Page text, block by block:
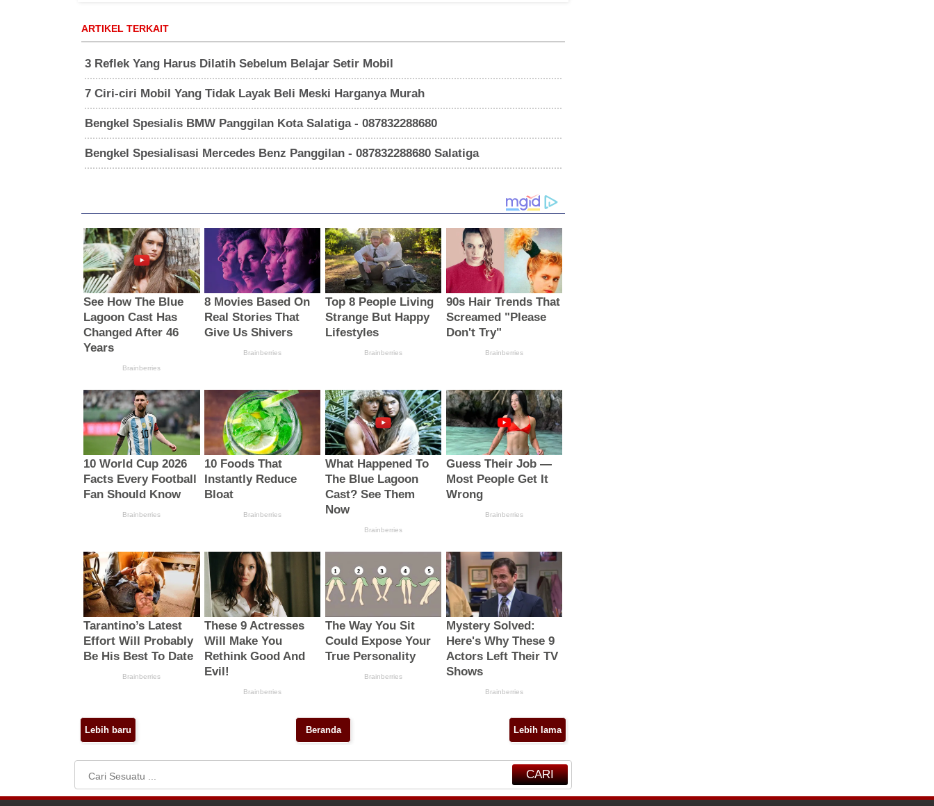
ARTIKEL TERKAIT
3 Reflek Yang Harus Dilatih Sebelum Belajar Setir Mobil
7 Ciri-ciri Mobil Yang Tidak Layak Beli Meski Harganya Murah
Bengkel Spesialis BMW Panggilan Kota Salatiga - 087832288680
Bengkel Spesialisasi Mercedes Benz Panggilan - 087832288680 Salatiga
Lebih baru Lebih lama
Beranda
CARI